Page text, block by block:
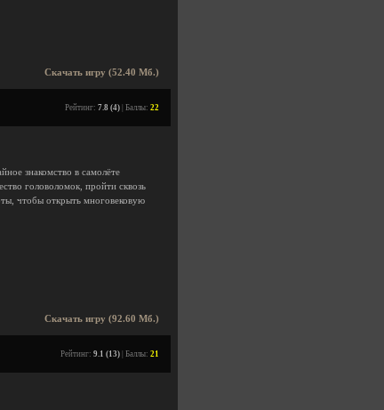
Скачать игру (52.40 Мб.)
Рейтинг: 7.8 (4) | Баллы: 22
знакомство в самолёте
головоломок, пройти сквозь
чтобы открыть многовековую
Скачать игру (92.60 Мб.)
Рейтинг: 9.1 (13) | Баллы: 21